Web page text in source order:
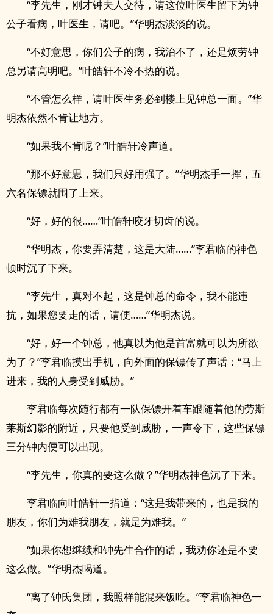
“李先生，刚才钟夫人交待，请这位叶医生留下为钟
公子看病，叶医生，请吧。”华明杰淡淡的说。
“不好意思，你们公子的病，我治不了，还是烦劳钟
总另请高明吧。”叶皓轩不冷不热的说。
“不管怎么样，请叶医生务必到楼上见钟总一面。”华
明杰依然不肯让地方。
“如果我不肯呢？”叶皓轩冷声道。
“那不好意思，我们只好用强了。”华明杰手一挥，五
六名保镖就围了上来。
“好，好的很……”叶皓轩咬牙切齿的说。
“华明杰，你要弄清楚，这是大陆……”李君临的神色
顿时沉了下来。
“李先生，真对不起，这是钟总的命令，我不能违
抗，如果您要走的话，请便……”华明杰说。
“好，好一个钟总，他真以为他是首富就可以为所欲
为了？”李君临摸出手机，向外面的保镖传了声话：“马上
进来，我的人身受到威胁。”
李君临每次随行都有一队保镖开着车跟随着他的劳斯
莱斯幻影的附近，只要他受到威胁，一声令下，这些保镖
三分钟内便可以出现。
“李先生，你真的要这么做？”华明杰神色沉了下来。
李君临向叶皓轩一指道：“这是我带来的，也是我的
朋友，你们为难我朋友，就是为难我。”
“如果你想继续和钟先生合作的话，我劝你还是不要
这么做。”华明杰喝道。
“离了钟氏集团，我照样能混来饭吃。”李君临神色一